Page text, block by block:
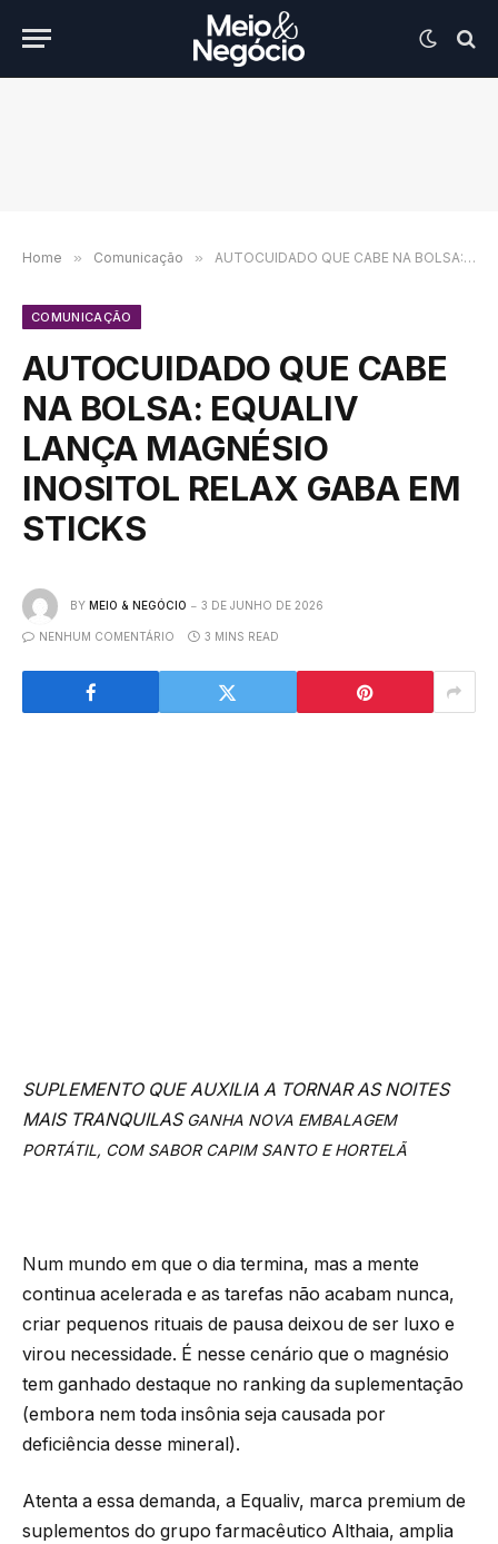
Home » Comunicação » AUTOCUIDADO QUE CABE NA BOLSA: EQUALIV LANÇA MAGNÉSIO INOSITOL RELAX GABA EM STICKS
COMUNICAÇÃO
AUTOCUIDADO QUE CABE
NA BOLSA: EQUALIV
LANÇA MAGNÉSIO
INOSITOL RELAX GABA EM
STICKS
BY MEIO & NEGÓCIO 3 DE JUNHO DE 2026
NENHUM COMENTÁRIO 3 MINS READ
SUPLEMENTO QUE AUXILIA A TORNAR AS NOITES
MAIS TRANQUILAS GANHA NOVA EMBALAGEM
PORTÁTIL, COM SABOR CAPIM SANTO E HORTELÃ
Num mundo em que o dia termina, mas a mente
continua acelerada e as tarefas não acabam nunca,
criar pequenos rituais de pausa deixou de ser luxo e
virou necessidade. É nesse cenário que o magnésio
tem ganhado destaque no ranking da suplementação
(embora nem toda insônia seja causada por
deficiência desse mineral).
Atenta a essa demanda, a Equaliv, marca premium de
suplementos do grupo farmacêutico Althaia, amplia